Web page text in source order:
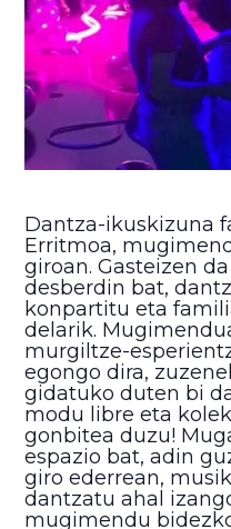
Dantza-ikuskizuna
Erritmoa,
giroan. Gasteizen
desberdin bat,
konpartitu eta
delarik.
murgiltze-
egongo dira,
gidatuko duten bi
modu libre eta
gonbitea duzu!
espazio bat, adin
giro ederrean,
dantzatu ahal
mugimendu